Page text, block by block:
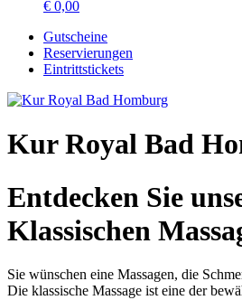
€ 0,00
Gutscheine
Reservierungen
Eintrittstickets
Kur Royal Bad
Entdecken Sie
Klassischen
Sie wünschen eine Massagen, die
Die klassische Massage ist eine der